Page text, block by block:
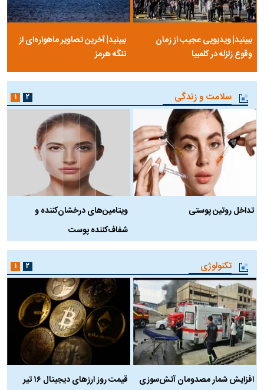
ببینید| ویدیویی عجیب از زمان
وقوع زلزله در کلمبیا
ببینید| آخرین تصاویر ماهواره‌ای از
تنگه‌ هرمز
سلامت و زندگی
تداخل روتین پوستی
ویتامین‌های درخشان‌کننده و
شفاف‌کننده پوست
۱ ۲
تکنولوژی
افزایش شمار مصدومان آتش‌سوزی
قیمت روز ارز‌های دیجیتال ۱۶ تیر
۱ ۲